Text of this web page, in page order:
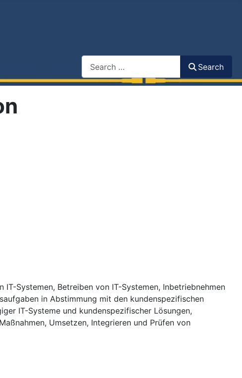
Search
Systemen, Betreiben von IT-Systemen, Inbetriebnehmen
in Abstimmung mit den kundenspezifischen
IT-Systeme und kundenspezifischer Lösungen,
Umsetzen, Integrieren und Prüfen von